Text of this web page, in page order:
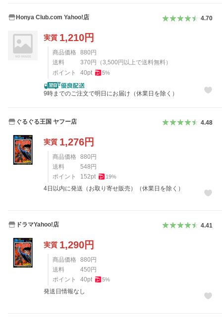
Honya Club.com Yahoo!店 4.70
実質 1,210円
商品価格 880 円
送料
370 円 （3,500 円以上で送料無料）
ポイント
40pt 5%
9時までのご注文で明日にお届け（休業日を除く）
ぐるぐる王国 ヤフー店 4.48
実質 1,276円
商品価格 880円
送料
548円
ポイント
152pt 19%
4日以内に発送（お取り寄せ販売）（休業日を除く）
ドラマYahoo!店 4.41
実質 1,290円
商品価格 880円
送料
450円
ポイント
40pt 5%
発送日情報なし